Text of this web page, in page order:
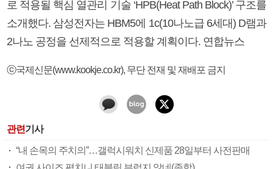
로 적용될 핵심 열관리 기술 ‘HPB(Heat Path Block)’ 구조를
소개했다. 삼성전자는 HBM5에 1c(10나노급 6세대) D램과
2나노 공정을 선제적으로 적용할 계획이다. 연합뉴스
ⓒ국제신문(www.kookje.co.kr), 무단 전재 및 재배포 금지
관련기사
“내 손목의 주치의”…갤럭시워치 신제품 28일부터 사전판매